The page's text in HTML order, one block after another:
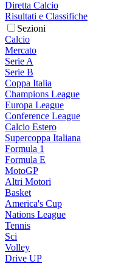
Diretta Calcio
Risultati e Classifiche
Sezioni
Calcio
Mercato
Serie A
Serie B
Coppa Italia
Champions League
Europa League
Conference League
Calcio Estero
Supercoppa Italiana
Formula 1
Formula E
MotoGP
Altri Motori
Basket
America's Cup
Nations League
Tennis
Sci
Volley
Drive UP